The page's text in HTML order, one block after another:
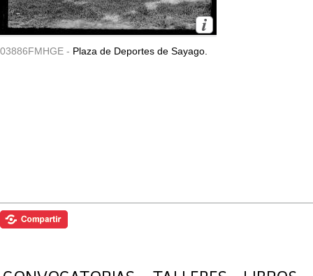
03886FMHGE - Plaza de Deportes de Sayago.